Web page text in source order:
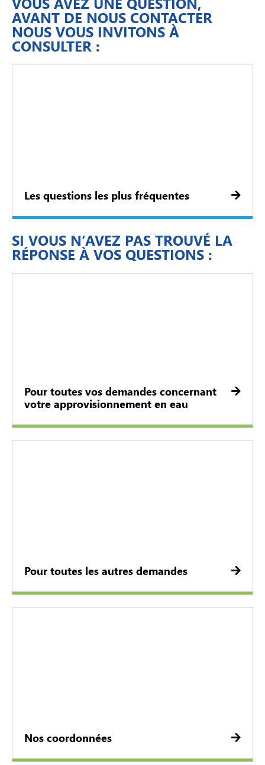
AVANT DE NOUS CONTACTER
NOUS VOUS INVITONS À
CONSULTER :
Les questions les plus fréquentes
SI VOUS N’AVEZ PAS TROUVÉ LA
RÉPONSE À VOS QUESTIONS :
Pour toutes vos demandes concernant
votre approvisionnement en eau
Pour toutes les autres demandes
Nos coordonnées